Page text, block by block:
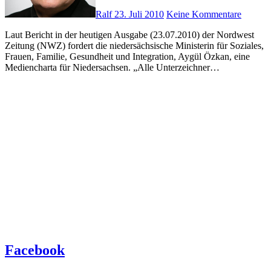
Ralf23. Juli 2010 Keine Kommentare
Laut Bericht in der heutigen Ausgabe (23.07.2010) der Nordwest
Zeitung (NWZ) fordert die niedersächsische Ministerin für Soziales,
Frauen, Familie, Gesundheit und Integration, Aygül Özkan, eine
Mediencharta für Niedersachsen. „Alle Unterzeichner…
Facebook